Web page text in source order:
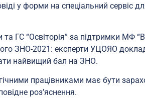
у форми на спеціальний сервіс
та ГС “Освіторія” за підтримки МФ
ЗНО-2021: експерти УЦОЯО
найвищий бал на ЗНО.
працівниками має бути
роз’яснення.